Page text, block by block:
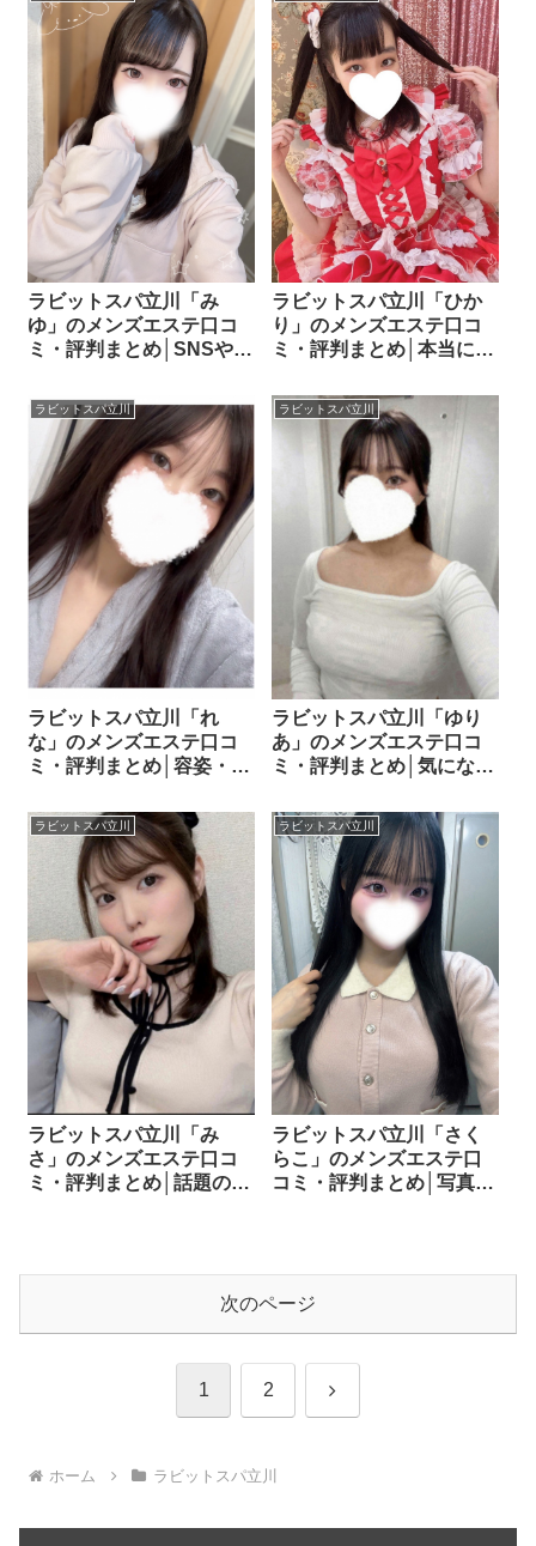
ラビットスパ立川「み
ゆ」のメンズエステ口コ
ミ・評判まとめ│SNSや口
した！
ラビットスパ立川「ひか
り」のメンズエステ口コ
ミ・評判まとめ│本当にア
検証！
ラビットスパ立川
ラビットスパ立川「れ
な」のメンズエステ口コ
ミ・評判まとめ│容姿・性
く紹介！
ラビットスパ立川
ラビットスパ立川「ゆり
あ」のメンズエステ口コ
ミ・評判まとめ│気になる
ラビットスパ立川
ラビットスパ立川「み
さ」のメンズエステ口コ
ミ・評判まとめ│話題のセ
ラビットスパ立川
ラビットスパ立川「さく
らこ」のメンズエステ口
コミ・評判まとめ│写真と
次のページ
1 2 次
ホーム ラビットスパ立川